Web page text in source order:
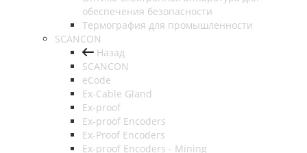
обеспечения безопасности
Термография для промышленности
SCANCON
Назад
SCANCON
eCode
Ex-Cable Gland
Ex-proof
Ex-proof Encoders
Ex-Proof Encoders
Ex-proof Encoders - Mining